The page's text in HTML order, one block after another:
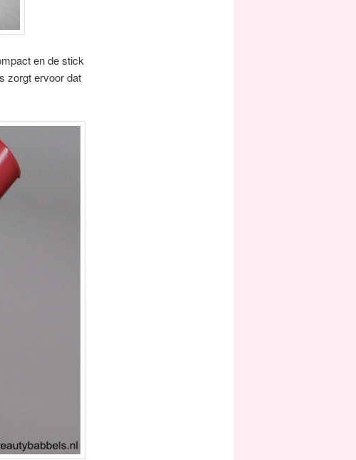
en de stick
zorgt ervoor dat